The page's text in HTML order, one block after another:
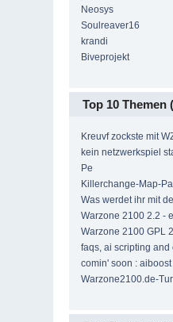
Neosys
Soulreaver16
krandi
Biveprojekt
Top 10
Kreuvf zockste mit
kein netzwerkspiel
Pe
Killerchange-Map-
Was werdet ihr mit
Warzone 2100 2.2 -
Warzone 2100 GPL
faqs, ai scripting
comin' soon :
Warzone2100.de-